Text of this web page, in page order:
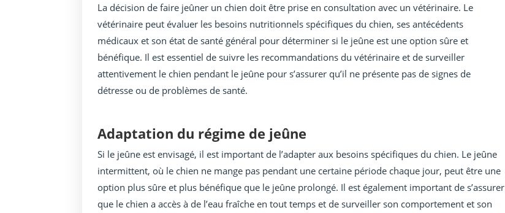
La décision de faire jeûner un chien doit être prise en consultation avec un vétérinaire. Le
vétérinaire peut évaluer les besoins nutritionnels spécifiques du chien, ses antécédents
médicaux et son état de santé général pour déterminer si le jeûne est une option sûre et
bénéfique. Il est essentiel de suivre les recommandations du vétérinaire et de surveiller
attentivement le chien pendant le jeûne pour s’assurer qu’il ne présente pas de signes de
détresse ou de problèmes de santé.
Adaptation du régime de jeûne
Si le jeûne est envisagé, il est important de l’adapter aux besoins spécifiques du chien. Le jeûne
intermittent, où le chien ne mange pas pendant une certaine période chaque jour, peut être une
option plus sûre et plus bénéfique que le jeûne prolongé. Il est également important de s’assurer
que le chien a accès à de l’eau fraîche en tout temps et de surveiller son comportement et son